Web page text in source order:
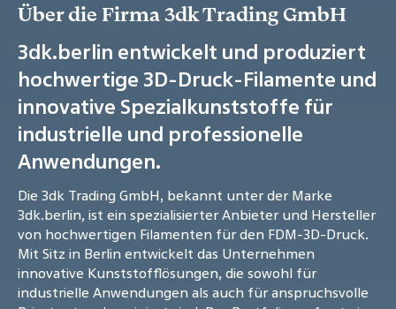
Über die Firma 3dk Trading GmbH
3dk.berlin entwickelt und produziert
hochwertige 3D-Druck-Filamente und
innovative Spezialkunststoffe für
industrielle und professionelle
Anwendungen.
Die 3dk Trading GmbH, bekannt unter der Marke
3dk.berlin, ist ein spezialisierter Anbieter und Hersteller
von hochwertigen Filamenten für den FDM-3D-Druck.
Mit Sitz in Berlin entwickelt das Unternehmen
innovative Kunststofflösungen, die sowohl für
industrielle Anwendungen als auch für anspruchsvolle